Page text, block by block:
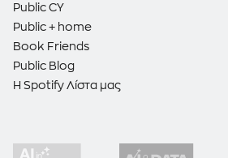
Public CY
Public + home
Book Friends
Public Blog
Η Spotify Λίστα μας